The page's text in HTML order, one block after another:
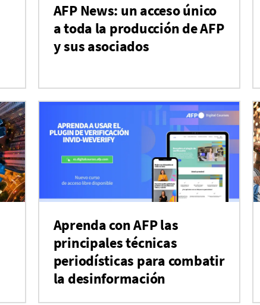
AFP News: un acceso único
a toda la producción de AFP
y sus asociados
Aprenda con AFP las
principales técnicas
periodísticas para combatir
la desinformación